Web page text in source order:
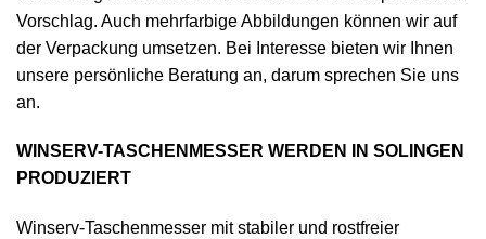
Vorschlag. Auch mehrfarbige Abbildungen können wir auf
der Verpackung umsetzen. Bei Interesse bieten wir Ihnen
unsere persönliche Beratung an, darum sprechen Sie uns
an.
WINSERV-TASCHENMESSER WERDEN IN SOLINGEN
PRODUZIERT
Winserv-Taschenmesser mit stabiler und rostfreier